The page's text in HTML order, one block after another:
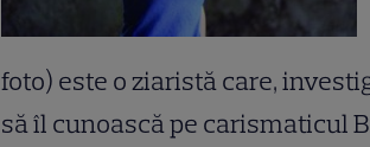
foto) este o ziaristă care,
să îl cunoască pe carismaticul